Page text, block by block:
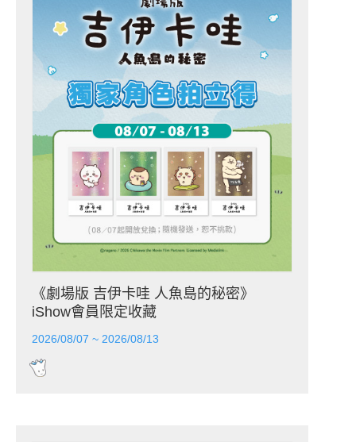
《劇場版 吉伊卡哇 人魚島的秘密》
iShow會員限定收藏
2026/08/07 ~ 2026/08/13